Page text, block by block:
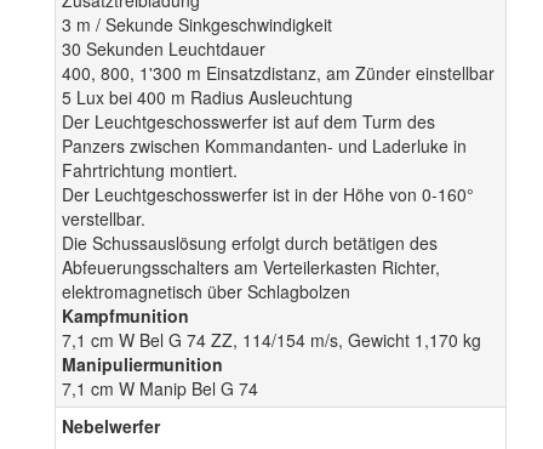
3 m / Sekunde Sinkgeschwindigkeit
30 Sekunden Leuchtdauer
400, 800, 1'300 m Einsatzdistanz, am Zünder einstellbar
5 Lux bei 400 m Radius Ausleuchtung
Der Leuchtgeschosswerfer ist auf dem Turm des
Panzers zwischen Kommandanten- und Laderluke in
Fahrtrichtung montiert.
Der Leuchtgeschosswerfer ist in der Höhe von 0-160°
verstellbar.
Die Schussauslösung erfolgt durch betätigen des
Abfeuerungsschalters am Verteilerkasten Richter,
elektromagnetisch über Schlagbolzen
Kampfmunition
7,1 cm W Bel G 74 ZZ, 114/154 m/s, Gewicht 1,170 kg
Manipuliermunition
7,1 cm W Manip Bel G 74
Nebelwerfer